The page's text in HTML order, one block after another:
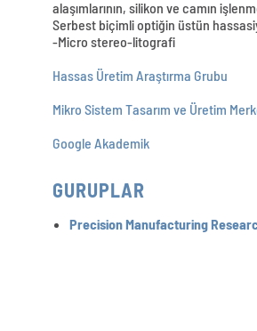
alaşımlarının, silikon ve camın
Serbest biçimli optiğin üstün
-Micro stereo-litografi
Hassas Üretim Araştırma Grubu
Mikro Sistem Tasarım ve Üretim
Google Akademik
GURUPLAR
Precision Manufacturing